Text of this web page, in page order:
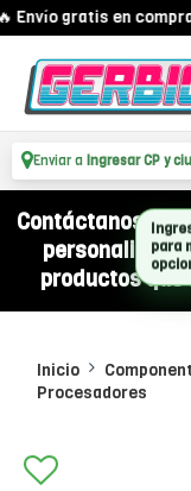
gratis en
Enviar a Ingresar CP y
Contáctanos por
personalizado
productos que
Inicio
Procesadores